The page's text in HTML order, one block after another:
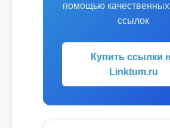
помощью
ссылок
Купить ссылки
Linktum.ru